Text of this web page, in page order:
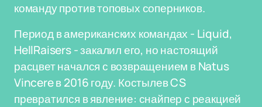
команду против топовых соперников.
Период в американских командах - Liquid,
HellRaisers - закалил его, но настоящий
расцвет начался с возвращением в Natus
Vincere в 2016 году. Костылев CS
превратился в явление: снайпер с реакцией